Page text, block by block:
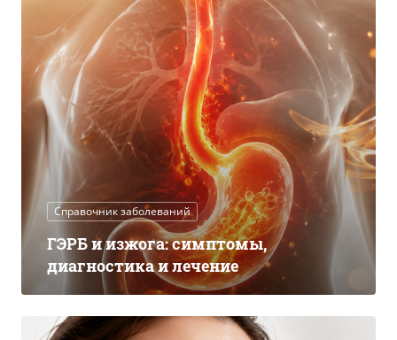
Справочник заболеваний
ГЭРБ и изжога: симптомы,
диагностика и лечение